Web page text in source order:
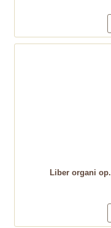
Liber organi